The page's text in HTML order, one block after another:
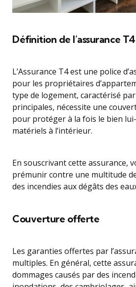
Définition de l’assurance T4
L’Assurance T4 est une police
pour les propriétaires
type de logement, caractérisé
principales, nécessite une
pour protéger à la fois le bien
matériels à l’intérieur.
En souscrivant cette assurance,
prémunir contre une multitude
des incendies aux dégâts des
Couverture offerte
Les garanties offertes par
multiples. En général, cette
dommages causés par des